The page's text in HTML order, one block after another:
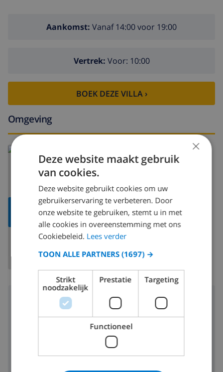
Aankomst: Vanaf 14:00 voor 19:00
Vertrek: Voor: 10:00
BOEK DEZE VILLA ›
Omgeving
TOON
KAART
Spanje>Mallorca>Alcudia
Omgeving
Afstand tot strand:
×
Deze website maakt gebruik
van cookies.
Deze website gebruikt cookies om uw
gebruikerservaring te verbeteren. Door
onze website te gebruiken, stemt u in met
alle cookies in overeenstemming met ons
Cookiebeleid. Lees verder
TOON ALLE PARTNERS(1697) →
Strikt
noodzakelijk
Prestatie Targeting
Functioneel